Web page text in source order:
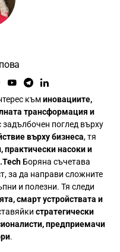
къминовациите,
трансформация и
задълбочен поглед върху
върху бизнеса, тя
практически насоки и
Боряна съчетава
за да направи сложните
и полезни. Тя следи
смарт устройствата и
стратегически
предприемачи
.